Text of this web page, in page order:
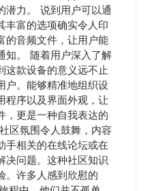
潜力。 说到用户可以通
丰富的选项确实令人印
的音频文件，让用户能
知。 随着用户深入了解
这款设备的意义远不止
户。能够精准地组织设
程序以及界面外观，让
，更是一种自我表达的
区氛围令人鼓舞，内容
手相关的在线论坛或在
决问题。这种社区知识
。许多人感到欣慰的